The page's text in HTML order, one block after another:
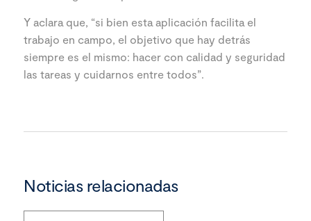
Y aclara que, “si bien esta aplicación facilita el
trabajo en campo, el objetivo que hay detrás
siempre es el mismo: hacer con calidad y seguridad
las tareas y cuidarnos entre todos”.
Noticias relacionadas